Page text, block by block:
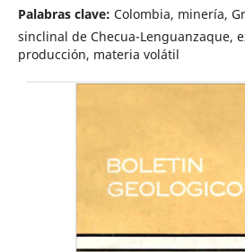
Palabras clave: Colombia, minería,
sinclinal de Checua-Lenguanzaque,
producción, materia volátil